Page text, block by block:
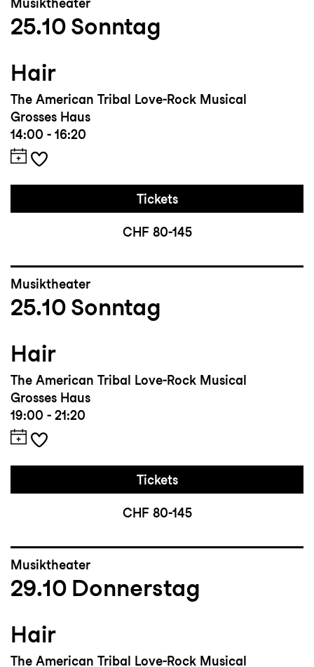
Musiktheater
25.10 Sonntag
Hair
The American Tribal Love-Rock Musical
Grosses Haus
14:00 - 16:20
Tickets
CHF 80-145
Musiktheater
25.10 Sonntag
Hair
The American Tribal Love-Rock Musical
Grosses Haus
19:00 - 21:20
Tickets
CHF 80-145
Musiktheater
29.10 Donnerstag
Hair
The American Tribal Love-Rock Musical